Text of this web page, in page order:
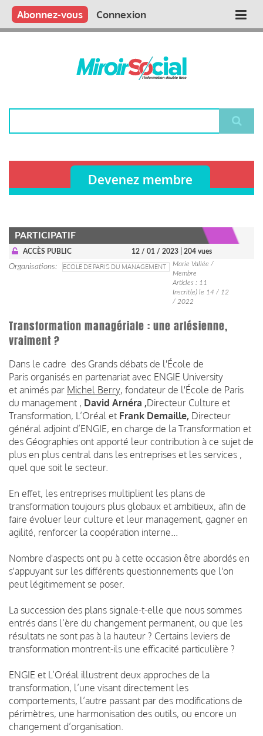
Aller
contenu
Main
Qui sommes nous ?
Vous publiez
Nous publions
Contactez-nous
Abonnez-vous Connexion
Devenez membre
PARTICIPATIF
ACCÈS PUBLIC 12 / 01 / 2023 | 204 vues
Organisations ECOLE DE PARIS DU MANAGEMENT
Marie Vallée /
Membre
Articles : 11
Inscrit(e) le 14 / 12
/ 2022
Transformation managériale : une arlésienne,
vraiment ?
Dans le cadre des Grands débats de l'École de
Paris organisés en partenariat avec ENGIE University
et animés par Michel Berry, fondateur de l'École de Paris
du management , David Arnéra ,Directeur Culture et
Transformation, L’Oréal et Frank Demaille, Directeur
général adjoint d’ENGIE, en charge de la Transformation et
des Géographies ont apporté leur contribution à ce sujet de
plus en plus central dans les entreprises et les services ,
quel que soit le secteur.
En effet, les entreprises multiplient les plans de
transformation toujours plus globaux et ambitieux, afin de
faire évoluer leur culture et leur management, gagner en
agilité, renforcer la coopération interne...
Nombre d'aspects ont pu à cette occasion être abordés en
s'appuyant sur les différents questionnements que l'on
peut légitimement se poser.
La succession des plans signale-t-elle que nous sommes
entrés dans l’ère du changement permanent, ou que les
résultats ne sont pas à la hauteur ? Certains leviers de
transformation montrent-ils une efficacité particulière ?
ENGIE et L’Oréal illustrent deux approches de la
transformation, l’une visant directement les
comportements, l’autre passant par des modifications de
périmètres, une harmonisation des outils, ou encore un
changement d’organisation.